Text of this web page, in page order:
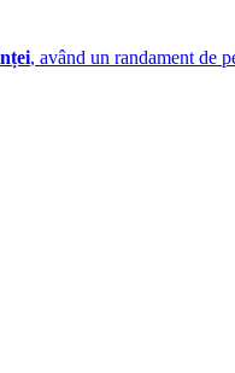
, având un randament de